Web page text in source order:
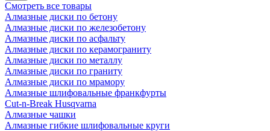
Смотреть все товары
Алмазные диски по бетону
Алмазные диски по железобетону
Алмазные диски по асфальту
Алмазные диски по керамограниту
Алмазные диски по металлу
Алмазные диски по граниту
Алмазные диски по мрамору
Алмазные шлифовальные франкфурты
Cut-n-Break Husqvarna
Алмазные чашки
Алмазные гибкие шлифовальные круги